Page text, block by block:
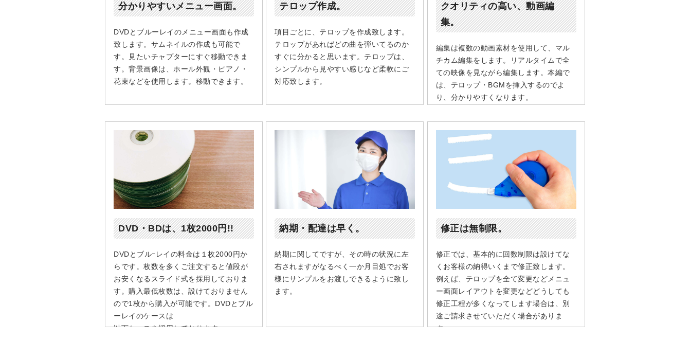
分かりやすいメニュー画面。
DVDとブルーレイのメニュー画面も作成
致します。サムネイルの作成も可能で
す。見たいチャプターにすぐ移動できま
す。背景画像は、ホール外観・ピアノ・
花束などを使用します。移動できます。
テロップ作成。
項目ごとに、テロップを作成致します。
テロップがあればどの曲を弾いてるのか
すぐに分かると思います。テロップは、
シンプルから見やすい感じなど柔軟にご
対応致します。
クオリティの高い、動画編
集。
編集は複数の動画素材を使用して、マル
チカム編集をします。リアルタイムで全
ての映像を見ながら編集します。本編で
は、テロップ・BGMを挿入するのでよ
り、分かりやすくなります。
DVD・BDは、1枚2000円!!
DVDとブルｰレイの料金は１枚2000円か
らです。枚数を多くご注文すると値段が
お安くなるスライド式を採用しておりま
す。購入最低枚数は、設けておりません
ので1枚から購入が可能です。DVDとブル
ーレイのケースは
以下ケースを採用しております。
納期・配達は早く。
納期に関してですが、その時の状況に左
右されますがなるべく一か月目処でお客
様にサンプルをお渡しできるように致し
ます。
修正は無制限。
修正では、基本的に回数制限は設けてな
くお客様の納得いくまで修正致します。
例えば、テロップを全て変更などメニュ
ー画面レイアウトを変更などどうしても
修正工程が多くなってします場合は、別
途ご請求させていただく場合がありま
す。